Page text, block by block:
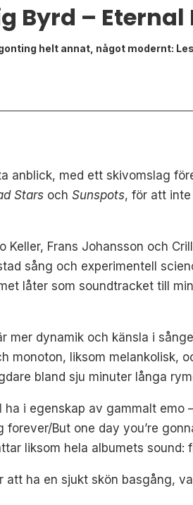
Byrd –
helt annat, något modernt: Les
anblick, med ett skivomslag
Stars ochSunspots, för att
Keller, Frans Johansson och
sång och experimentell
låter som soundtracket till
mer dynamik och känsla i
monoton, liksom melankolisk,
bland sju minuter långa
i egenskap av gammalt emo
But one day you’re
liksom hela albumets
att ha en sjukt skön basgång,